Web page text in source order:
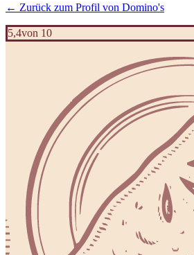
← Zurück zum Profil von Domino's
5,4von 10